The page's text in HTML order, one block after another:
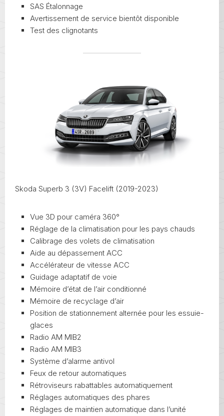
SAS Étalonnage
Avertissement de service bientôt disponible
Test des clignotants
Skoda Superb 3 (3V) Facelift (2019-2023)
Vue 3D pour caméra 360°
Réglage de la climatisation pour les pays chauds
Calibrage des volets de climatisation
Aide au dépassement ACC
Accélérateur de vitesse ACC
Guidage adaptatif de voie
Mémoire d’état de l’air conditionné
Mémoire de recyclage d’air
Position de stationnement alternée pour les essuie-
glaces
Radio AM MIB2
Radio AM MIB3
Système d’alarme antivol
Feux de retour automatiques
Rétroviseurs rabattables automatiquement
Réglages automatiques des phares
Réglages de maintien automatique dans l’unité